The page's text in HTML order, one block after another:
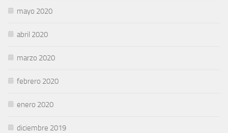
mayo 2020
abril 2020
marzo 2020
febrero 2020
enero 2020
diciembre 2019